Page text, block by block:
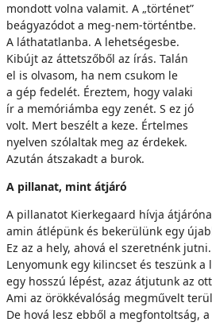
mondott volna valamit. A „történet”
beágyazódot a meg-nem-történtbe.
A láthatatlanba. A lehetségesbe.
Kibújt az áttetszőből az írás. Talán
el is olvasom, ha nem csukom le
a gép fedelét. Éreztem, hogy valaki
ír a memóriámba egy zenét. S ez jó
volt. Mert beszélt a keze. Értelmes
nyelven szólaltak meg az érdekek.
Azután átszakadt a burok.
A pillanat, mint átjáró
A pillanatot Kierkegaard hívja
amin átlépünk és bekerülünk egy
Ez az a hely, ahová el szeretnénk jutni.
Lenyomunk egy kilincset és teszünk a
egy hosszú lépést, azaz átjutunk az
Ami az örökkévalóság megművelt
De hová lesz ebből a megfontoltság,